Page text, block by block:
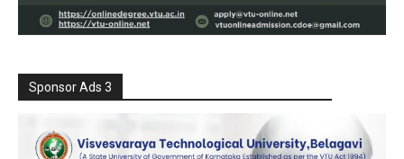
Sponsor Ads 3